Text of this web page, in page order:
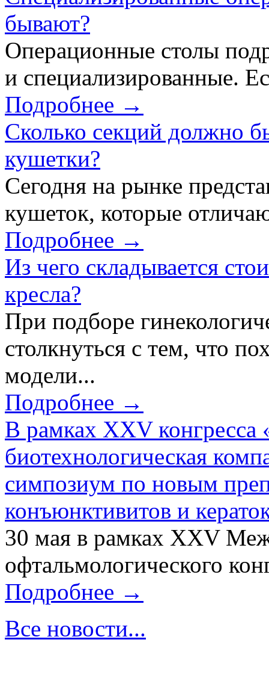
бывают?
Операционные столы
и специализированные.
Подробнее →
Сколько секций должно
кушетки?
Сегодня на рынке
кушеток, которые
Подробнее →
Из чего складывается
кресла?
При подборе
столкнуться с тем, что
модели...
Подробнее →
В рамках XXV конгресса
биотехнологическая
симпозиум по новым
конъюнктивитов и
30 мая в рамках XXV
офтальмологического
Подробнее →
Все новости...